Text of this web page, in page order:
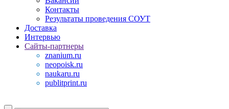
Контакты
Результаты проведения СОУТ
Доставка
Интервью
Сайты-партнеры
znanium.ru
neopoisk.ru
naukaru.ru
publitprint.ru